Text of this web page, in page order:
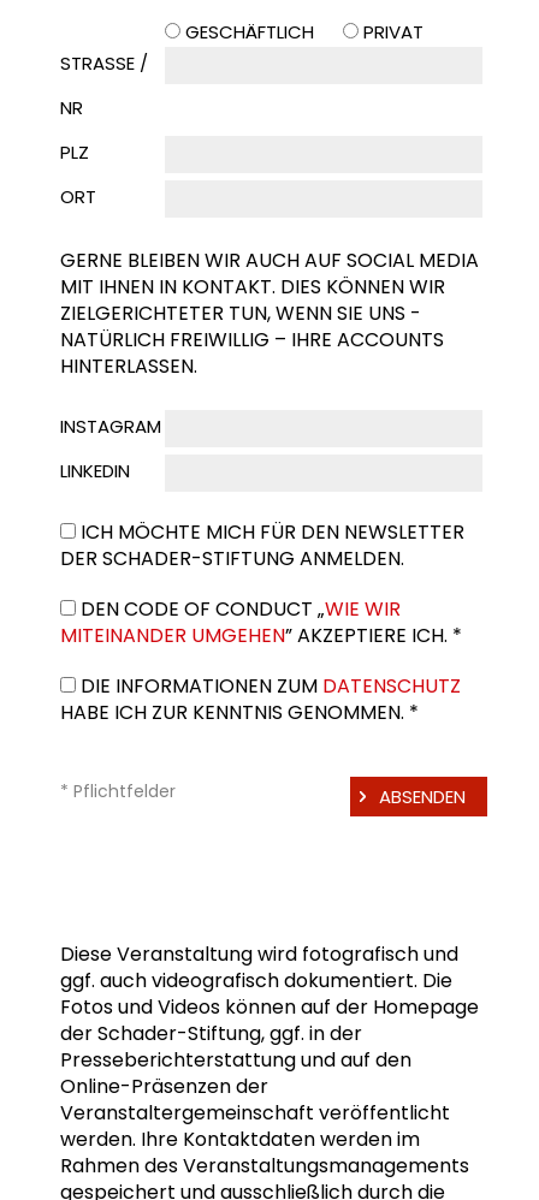
GESCHÄFTLICH
PRIVAT
STRASSE / N
R
PLZ
ORT
GERNE BLEIBEN WIR AUCH AUF SOCIAL MEDIA
MIT IHNEN IN KONTAKT. DIES KÖNNEN WIR
ZIELGERICHTETER TUN, WENN SIE UNS -
NATÜRLICH FREIWILLIG – IHRE ACCOUNTS
HINTERLASSEN.
INSTAGRAM
LINKEDIN
ICH MÖCHTE MICH FÜR DEN NEWSLETTER
DER SCHADER-STIFTUNG ANMELDEN.
DEN CODE OF CONDUCT „WIE WIR
MITEINANDER UMGEHEN” AKZEPTIERE ICH. *
DIE INFORMATIONEN ZUM DATENSCHUTZ
HABE ICH ZUR KENNTNIS GENOMMEN. *
* Pflichtfelder
Diese Veranstaltung wird fotografisch und
ggf. auch videografisch dokumentiert. Die
Fotos und Videos können auf der Homepage
der Schader-Stiftung, ggf. in der
Presseberichterstattung und auf den
Online-Präsenzen der
Veranstaltergemeinschaft veröffentlicht
werden. Ihre Kontaktdaten werden im
Rahmen des Veranstaltungsmanagements
gespeichert und ausschließlich durch die